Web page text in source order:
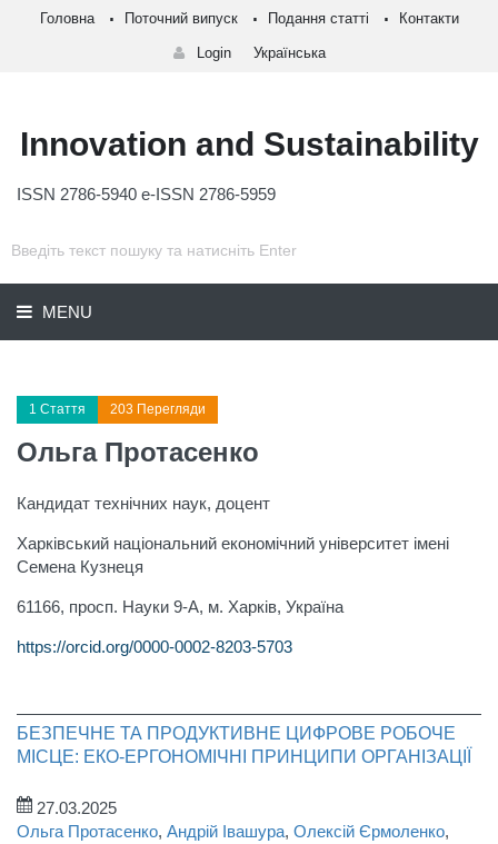
Головна Поточний випуск Подання статті Контакти
Login Українська
Innovation and Sustainability
ISSN 2786-5940 e-ISSN 2786-5959
MENU
1 Стаття 203 Перегляди
Ольга Протасенко
Кандидат технічних наук, доцент
Харківський національний економічний університет імені
Семена Кузнеця
61166, просп. Науки 9-A, м. Харків, Україна
https://orcid.org/0000-0002-8203-5703
БЕЗПЕЧНЕ ТА ПРОДУКТИВНЕ ЦИФРОВЕ РОБОЧЕ
МІСЦЕ: ЕКО-ЕРГОНОМІЧНІ ПРИНЦИПИ ОРГАНІЗАЦІЇ
27.03.2025
Ольга Протасенко, Андрій Івашура, Олексій Єрмоленко,